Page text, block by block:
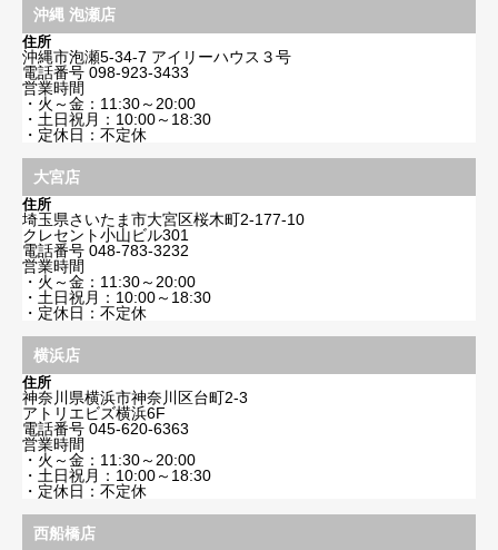
沖縄 泡瀬店
住所
沖縄市泡瀬5-34-7 アイリーハウス３号
電話番号 098-923-3433
営業時間
・火～金：11:30～20:00
・土日祝月：10:00～18:30
・定休日：不定休
大宮店
住所
埼玉県さいたま市大宮区桜木町2-177-10
クレセント小山ビル301
電話番号 048-783-3232
営業時間
・火～金：11:30～20:00
・土日祝月：10:00～18:30
・定休日：不定休
横浜店
住所
神奈川県横浜市神奈川区台町2-3
アトリエビズ横浜6F
電話番号 045-620-6363
営業時間
・火～金：11:30～20:00
・土日祝月：10:00～18:30
・定休日：不定休
西船橋店